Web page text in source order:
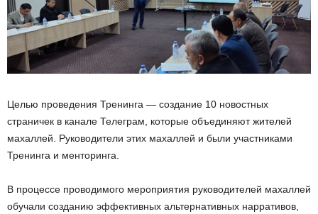
Целью проведения Тренинга — создание 10 новостных
страничек в канале Телеграм, которые объединяют жителей
махаллей. Руководители этих махаллей и были участниками
Тренинга и менторинга.
В процессе проводимого мероприятия руководителей махаллей
обучали созданию эффективных альтернативных нарративов,